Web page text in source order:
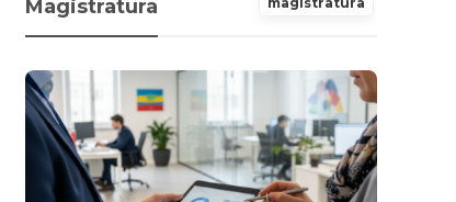
Magistratura